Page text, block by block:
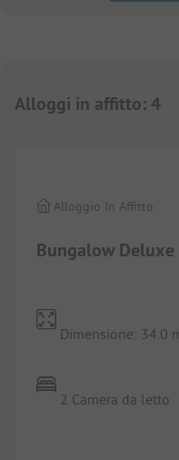
Alloggi in affitto: 4
Bungalow
Alloggio In Affitto
Dimensione: 34.0
2 Camera da letto